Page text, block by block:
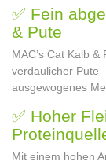
✅ Fein
& Pute
MAC’s Cat Kalb
verdaulicher Pute
ausgewogenes
✅ Hoher
Mit einem hohen